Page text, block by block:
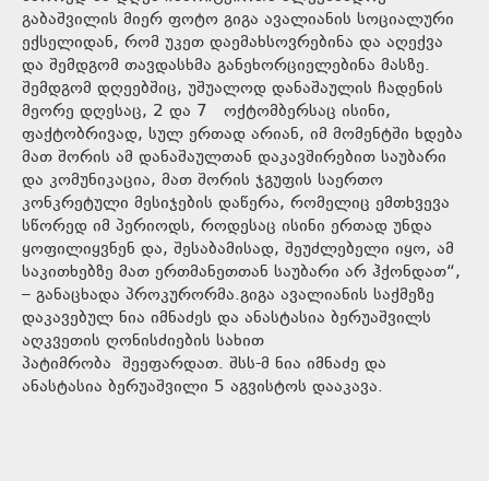
გაბაშვილის მიერ ფოტო გიგა ავალიანის სოციალური
ექსელიდან, რომ უკეთ დაემახსოვრებინა და აღექვა
და შემდგომ თავდასხმა განეხორციელებინა მასზე.
შემდგომ დღეებშიც, უშუალოდ დანაშაულის ჩადენის
მეორე დღესაც, 2 და 7 ოქტომბერსაც ისინი,
ფაქტობრივად, სულ ერთად არიან, იმ მომენტში ხდება
მათ შორის ამ დანაშაულთან დაკავშირებით საუბარი
და კომუნიკაცია, მათ შორის ჯგუფის საერთო
კონკრეტული მესიჯების დაწერა, რომელიც ემთხვევა
სწორედ იმ პერიოდს, როდესაც ისინი ერთად უნდა
ყოფილიყვნენ და, შესაბამისად, შეუძლებელი იყო, ამ
საკითხებზე მათ ერთმანეთთან საუბარი არ ჰქონდათ“,
– განაცხადა პროკურორმა.გიგა ავალიანის საქმეზე
დაკავებულ ნია იმნაძეს და ანასტასია ბერუაშვილს
აღკვეთის ღონისძიების სახით
პატიმრობა შეეფარდათ. შსს-მ ნია იმნაძე და
ანასტასია ბერუაშვილი 5 აგვისტოს დააკავა.